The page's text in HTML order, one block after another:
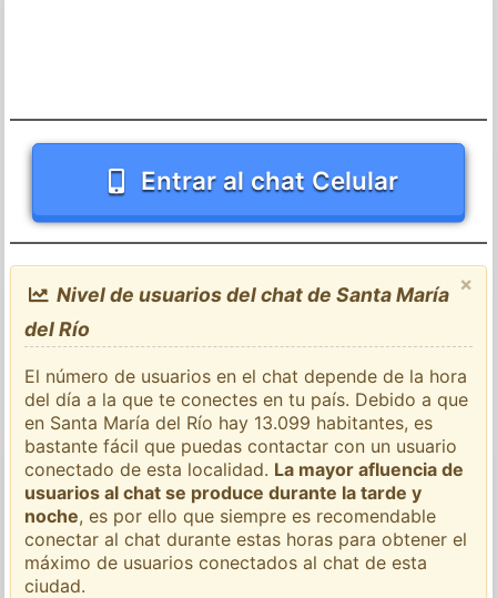
Entrar al chat Celular
×
Nivel de usuarios del chat de Santa María
del Río
El número de usuarios en el chat depende de la hora
del día a la que te conectes en tu país. Debido a que
en Santa María del Río hay 13.099 habitantes, es
bastante fácil que puedas contactar con un usuario
conectado de esta localidad. La mayor afluencia de
usuarios al chat se produce durante la tarde y
noche, es por ello que siempre es recomendable
conectar al chat durante estas horas para obtener el
máximo de usuarios conectados al chat de esta
ciudad.